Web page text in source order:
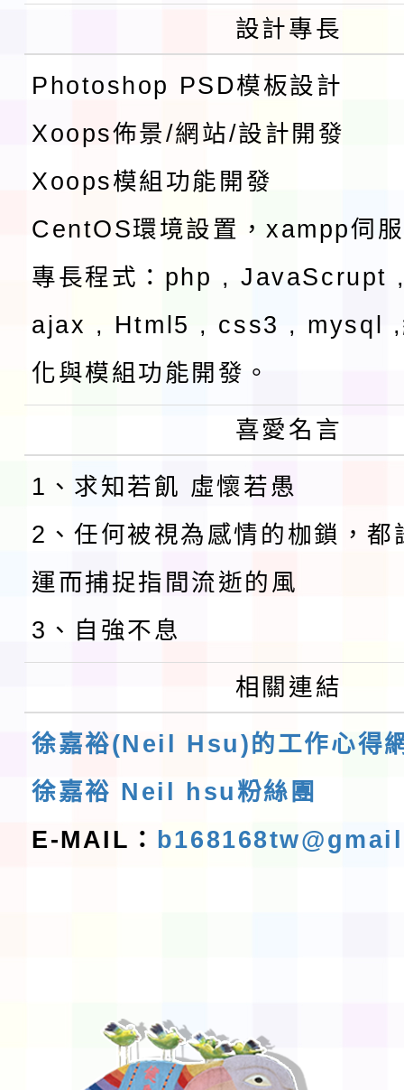
設計專長
Photoshop PSD模板設計
Xoops佈景/網站/設計開發
Xoops模組功能開發
CentOS環境設置，xampp伺
專長程式：php , JavaScrupt
ajax , Html5 , css3 , mysql ,
化與模組功能開發。
喜愛名言
1、求知若飢 虛懷若愚
2、任何被視為感情的枷鎖，都
運而捕捉指間流逝的風
3、自強不息
相關連結
徐嘉裕(Neil Hsu)的工作心得
徐嘉裕 Neil hsu粉絲團
E-MAIL：